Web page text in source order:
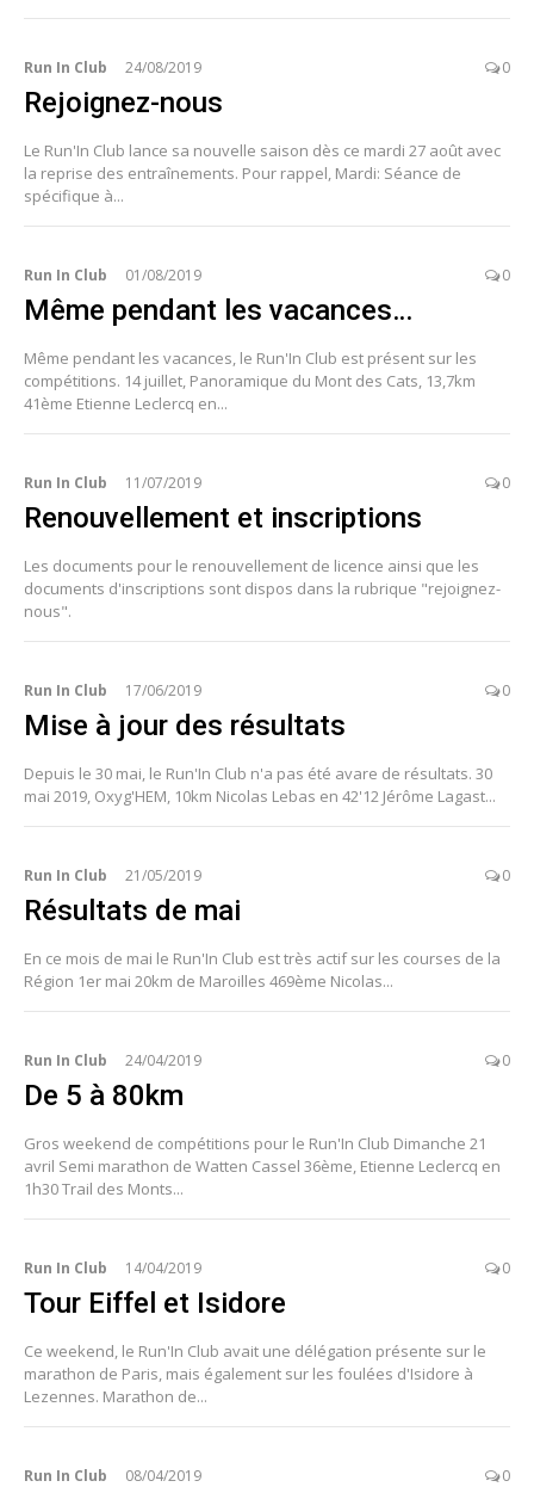
Run In Club 24/08/2019 0
Rejoignez-nous
Le Run'In Club lance sa nouvelle saison dès ce mardi 27 août avec
la reprise des entraînements. Pour rappel, Mardi: Séance de
spécifique à...
Run In Club 01/08/2019 0
Même pendant les vacances…
Même pendant les vacances, le Run'In Club est présent sur les
compétitions. 14 juillet, Panoramique du Mont des Cats, 13,7km
41ème Etienne Leclercq en...
Run In Club 11/07/2019 0
Renouvellement et inscriptions
Les documents pour le renouvellement de licence ainsi que les
documents d'inscriptions sont dispos dans la rubrique "rejoignez-
nous".
Run In Club 17/06/2019 0
Mise à jour des résultats
Depuis le 30 mai, le Run'In Club n'a pas été avare de résultats. 30
mai 2019, Oxyg'HEM, 10km Nicolas Lebas en 42'12 Jérôme Lagast...
Run In Club 21/05/2019 0
Résultats de mai
En ce mois de mai le Run'In Club est très actif sur les courses de la
Région 1er mai 20km de Maroilles 469ème Nicolas...
Run In Club 24/04/2019 0
De 5 à 80km
Gros weekend de compétitions pour le Run'In Club Dimanche 21
avril Semi marathon de Watten Cassel 36ème, Etienne Leclercq en
1h30 Trail des Monts...
Run In Club 14/04/2019 0
Tour Eiffel et Isidore
Ce weekend, le Run'In Club avait une délégation présente sur le
marathon de Paris, mais également sur les foulées d'Isidore à
Lezennes. Marathon de...
Run In Club 08/04/2019 0